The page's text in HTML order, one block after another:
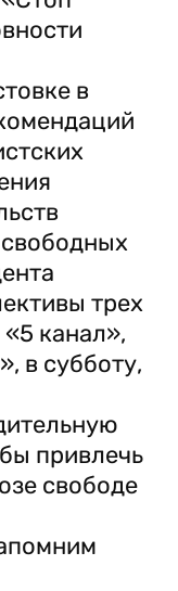
в
трех
канал»,
в субботу,
привлечь
свободе